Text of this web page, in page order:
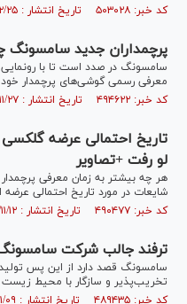
کد خبر: ۵۰۳۰۲۸ تاریخ انتشار : ۱۳۹۷/۱۲/۲۵
پرچمداران جدید سامسونگ
سامسونگ در صدد است تا با
معرفی رسمی گوشی‌های پرچمدار خود
کد خبر: ۴۹۴۶۲۲ تاریخ انتشار : ۱۳۹۷/۱۱/۲۷
لو رفت +تصاویر
هر چه بیشتر به زمان معرفی
شایعات در مورد تاریخ احتمالی
کد خبر: ۴۹۰۴۷۷ تاریخ انتشار : ۱۳۹۷/۱۱/۱۲
ترفند جالب شرکت
سامسونگ قصد دارد از این پس
تخریب‌پذیر و سازگار با محیط
کد خبر: ۴۸۹۴۳۵ تاریخ انتشار : ۱۳۹۷/۱۱/۰۹